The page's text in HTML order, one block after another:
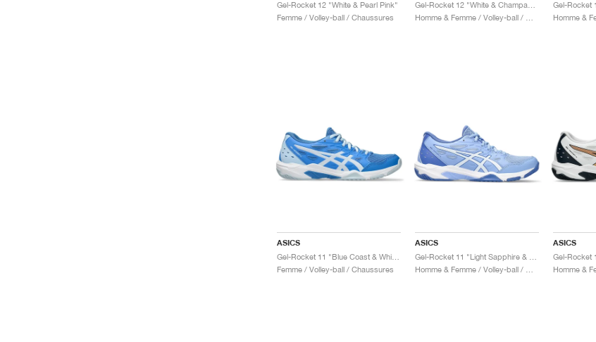
Gel-Rocket 12 "White & Pearl Pink"
Femme / Volley-ball / Chaussures
ASICS
Femme / Volley-ball / Chaussures
ASICS ASICS
Gel-Rocket